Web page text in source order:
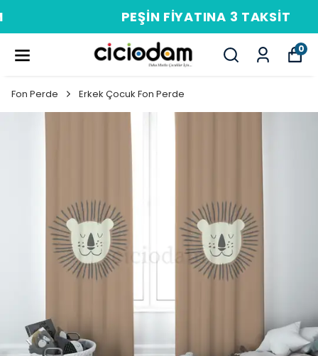
PEŞIN FIYATINA 3 TAKSIT
0
Fon Perde Erkek Çocuk Fon Perde